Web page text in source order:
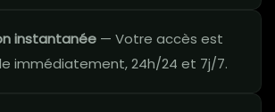
instantanée — Votre accès est
immédiatement, 24h/24 et 7j/7.